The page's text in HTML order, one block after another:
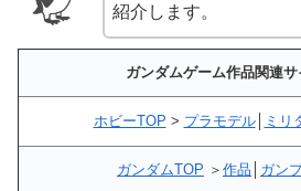
紹介します。
ガンダムゲーム作品関連
ホビーTOP > プラモデル│ ミリ
ガンダムTOP ＞ 作品 ガン